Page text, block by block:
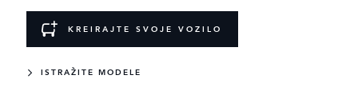
KREIRAJTE SVOJE VOZILO
ISTRAŽITE MODELE